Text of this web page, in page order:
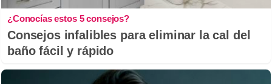
¿Conocías estos 5 consejos?
Consejos infalibles para eliminar la cal del
baño fácil y rápido